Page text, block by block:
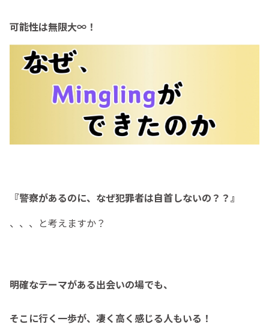
可能性は無限大∞！
『警察があるのに、なぜ犯罪者は自首しないの？？』
、、、と考えますか？
明確なテーマがある出会いの場でも、
そこに行く一歩が、凄く高く感じる人もいる！